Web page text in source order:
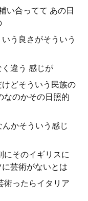
い合ってて あの日
う良さがそういう
違う 感じが
どそういう民族の
なのかその日照的
かそういう感じ
にそのイギリスに
芸術がないとは
術ったらイタリア